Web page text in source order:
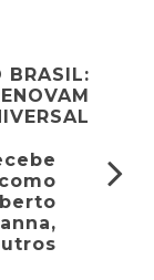
BRASIL: